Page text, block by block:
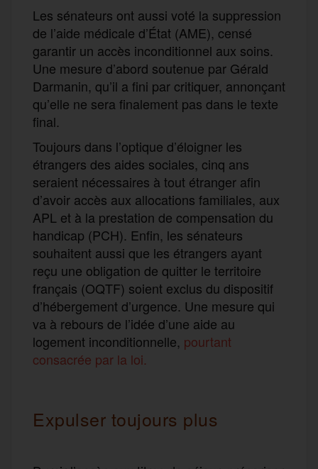
Les sénateurs ont aussi voté la suppression
de l’aide médicale d’État (AME), censé
garantir un accès inconditionnel aux soins.
Une mesure d’abord soutenue par Gérald
Darmanin, qu’il a fini par critiquer, annonçant
qu’elle ne sera finalement pas dans le texte
final.
Toujours dans l’optique d’éloigner les
étrangers des aides sociales, cinq ans
seraient nécessaires à tout étranger afin
d’avoir accès aux allocations familiales, aux
APL et à la prestation de compensation du
handicap (PCH). Enfin, les sénateurs
souhaitent aussi que les étrangers ayant
reçu une obligation de quitter le territoire
français (OQTF) soient exclus du dispositif
d’hébergement d’urgence. Une mesure qui
va à rebours de l’idée d’une aide au
logement inconditionnelle, pourtant
consacrée par la loi.
Expulser toujours plus